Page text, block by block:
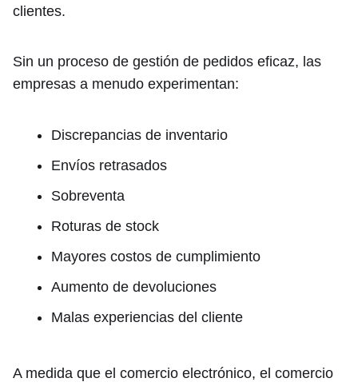
clientes.
Sin un proceso de gestión de pedidos eficaz, las
empresas a menudo experimentan:
Discrepancias de inventario
Envíos retrasados
Sobreventa
Roturas de stock
Mayores costos de cumplimiento
Aumento de devoluciones
Malas experiencias del cliente
A medida que el comercio electrónico, el comercio